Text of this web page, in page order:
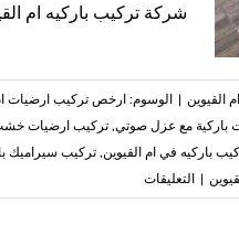
شركة تركيب باركيه ام القيوين |0503418441| لزق باركيه نحن افضل شركة تركيب
ام القيوين | الوسوم: ارخص تركيب ارضيات
باركية مع عزل صوتي, تركيب ارضيات
باركيه في ام القيوين,تركيب سيراميك
| التعليقاتعلى
شركة